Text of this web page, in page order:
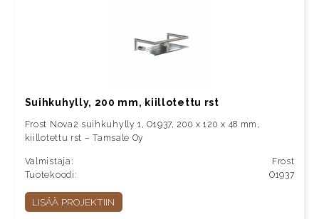
Suihkuhylly, 200 mm, kiillotettu rst
Frost Nova2 suihkuhylly 1, O1937, 200 x 120 x 48 mm,
kiillotettu rst – Tamsale Oy
Valmistaja:
Frost
Tuotekoodi:
O1937
LISÄÄ PROJEKTIIN